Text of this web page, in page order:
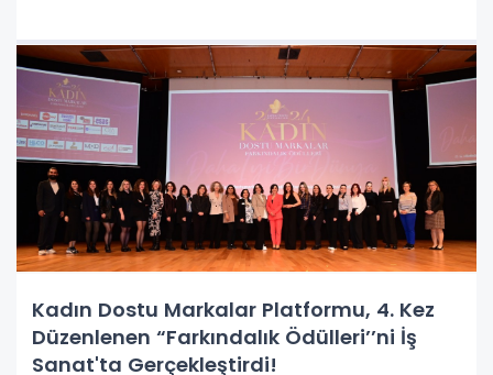
Kadın Dostu Markalar Platformu, 4. Kez
Düzenlenen “Farkındalık Ödülleri’’ni İş
Sanat'ta Gerçekleştirdi!